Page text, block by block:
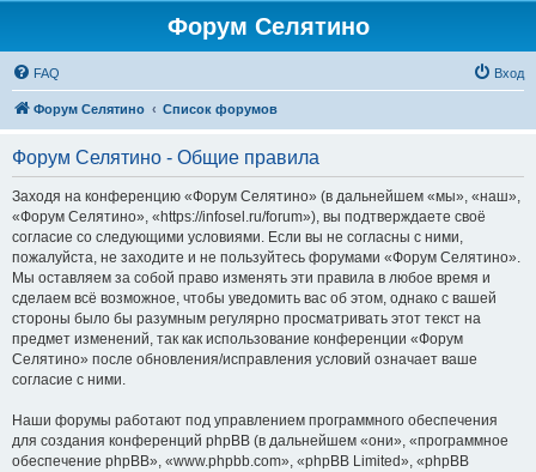
Форум Селятино
FAQ Вход
Форум Селятино Список форумов
Форум Селятино - Общие правила
Заходя на конференцию «Форум Селятино» (в дальнейшем «мы», «наш»,
«Форум Селятино», «https://infosel.ru/forum»), вы подтверждаете своё
согласие со следующими условиями. Если вы не согласны с ними,
пожалуйста, не заходите и не пользуйтесь форумами «Форум Селятино».
Мы оставляем за собой право изменять эти правила в любое время и
сделаем всё возможное, чтобы уведомить вас об этом, однако с вашей
стороны было бы разумным регулярно просматривать этот текст на
предмет изменений, так как использование конференции «Форум
Селятино» после обновления/исправления условий означает ваше
согласие с ними.
Наши форумы работают под управлением программного обеспечения
для создания конференций phpBB (в дальнейшем «они», «программное
обеспечение phpBB», «www.phpbb.com», «phpBB Limited», «phpBB